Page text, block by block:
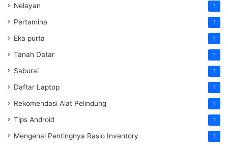
Nelayan 1
Pertamina 1
Eka purta 1
Tanah Datar 1
Saburai 1
Daftar Laptop 1
Rekomendasi Alat Pelindung 1
Tips Android 1
Mengenal Pentingnya Rasio Inventory 1